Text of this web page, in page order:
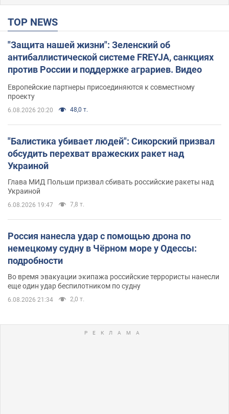
TOP NEWS
"Защита нашей жизни": Зеленский об
антибаллистической системе FREYJA, санкциях
против России и поддержке аграриев. Видео
Европейские партнеры присоединяются к совместному
проекту
6.08.2026 20:20 48,0 т.
"Балистика убивает людей": Сикорский призвал
обсудить перехват вражеских ракет над
Украиной
Глава МИД Польши призвал сбивать российские ракеты над
Украиной
6.08.2026 19:47 7,8 т.
Россия нанесла удар с помощью дрона по
немецкому судну в Чёрном море у Одессы:
подробности
Во время эвакуации экипажа российские террористы нанесли
еще один удар беспилотником по судну
6.08.2026 21:34 2,0 т.